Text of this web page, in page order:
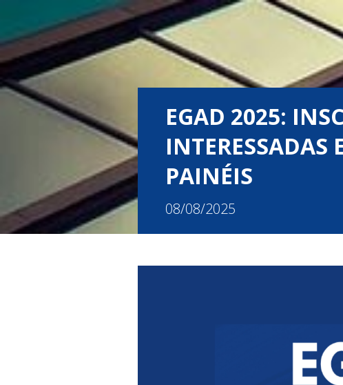
EGAD 2025:
INTERESSADAS
PAINÉIS
08/08/2025